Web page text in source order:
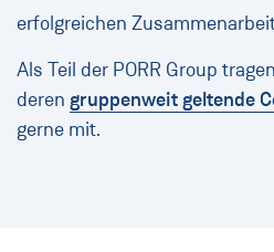
erfolgreichen
Als Teil der PORR Group
deren gruppenweit geltende
gerne mit.